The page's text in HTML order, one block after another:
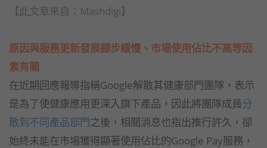
【此文章來自：Mashdigi】
原因與服務更新發展腳步緩慢、市場使用佔比不高等因
素有關
在近期回應報導指稱Google解散其健康部門團隊，表示
是為了使健康應用更深入旗下產品，因此將團隊成員分
散到不同產品部門之後，相關消息也指出推行許久，卻
始終未能在市場獲得顯著使用佔比的Google Pay服務，